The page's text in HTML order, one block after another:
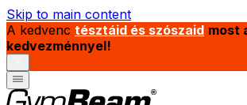
Skip to main content
A kedvenc tésztáid és szószaid most
kedvezménnyel!